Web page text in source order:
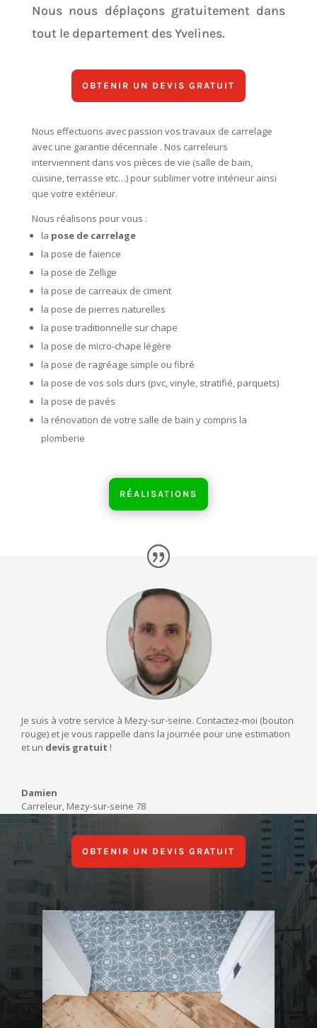
Nous nous déplaçons gratuitement dans
tout le departement des Yvelines.
OBTENIR UN DEVIS GRATUIT
Nous effectuons avec passion vos travaux de carrelage
avec une garantie décennale . Nos carreleurs
interviennent dans vos pièces de vie (salle de bain,
cuisine, terrasse etc…) pour sublimer votre intérieur ainsi
que votre extérieur.
Nous réalisons pour vous :
la pose de carrelage
la pose de faïence
la pose de Zellige
la pose de carreaux de ciment
la pose de pierres naturelles
la pose traditionnelle sur chape
la pose de micro-chape légère
la pose de ragréage simple ou fibré
la pose de vos sols durs (pvc, vinyle, stratifié, parquets)
la pose de pavés
la rénovation de votre salle de bain y compris la
plomberie
RÉALISATIONS
Je suis à votre service à Mezy-sur-seine. Contactez-moi (bouton
rouge) et je vous rappelle dans la journée pour une estimation
et un devis gratuit !
Damien
Carreleur, Mezy-sur-seine 78
OBTENIR UN DEVIS GRATUIT